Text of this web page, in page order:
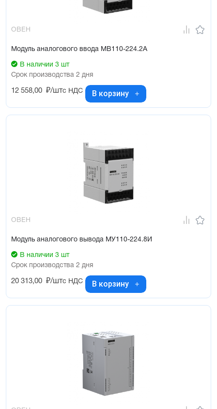
ОВЕН
Модуль аналогового ввода МВ110-224.2А
В наличии 3 шт
Срок производства 2 дня
12 558,00 ₽/штс НДС В корзину
ОВЕН
Модуль аналогового вывода МУ110-224.8И
В наличии 3 шт
Срок производства 2 дня
20 313,00 ₽/штс НДС В корзину